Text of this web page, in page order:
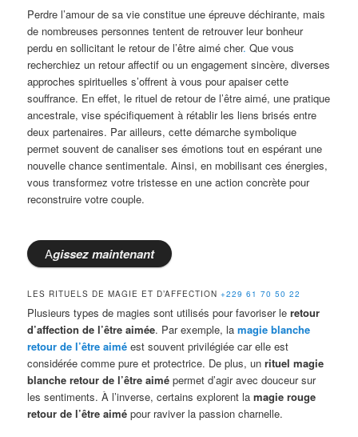
Perdre l’amour de sa vie constitue une épreuve déchirante, mais
de nombreuses personnes tentent de retrouver leur bonheur
perdu en sollicitant le retour de l’être aimé cher. Que vous
recherchiez un retour affectif ou un engagement sincère, diverses
approches spirituelles s’offrent à vous pour apaiser cette
souffrance. En effet, le rituel de retour de l’être aimé, une pratique
ancestrale, vise spécifiquement à rétablir les liens brisés entre
deux partenaires. Par ailleurs, cette démarche symbolique
permet souvent de canaliser ses émotions tout en espérant une
nouvelle chance sentimentale. Ainsi, en mobilisant ces énergies,
vous transformez votre tristesse en une action concrète pour
reconstruire votre couple.
Agissezmaintenant
LES RITUELS DE MAGIE ET D’AFFECTION+229 61 70 50 22
Plusieurs types de magies sont utilisés pour favoriser leretour
d’affection de l’être aimée. Par exemple, lamagie blanche
retour de l’être aimé est souvent privilégiée car elle est
considérée comme pure et protectrice. De plus, unrituel magie
blanche retour de l’être aimé permet d’agir avec douceur sur
les sentiments. À l’inverse, certains explorent lamagie rouge
retour de l’être aimé pour raviver la passion charnelle.